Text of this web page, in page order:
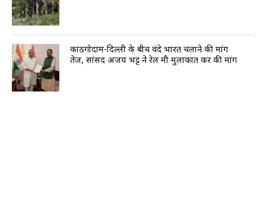
काठगोदाम-दिल्ली के बीच वंदे भारत चलाने की मांग
तेज, सांसद अजय भट्ट ने रेल मंत्री मुलाकात कर की मांग